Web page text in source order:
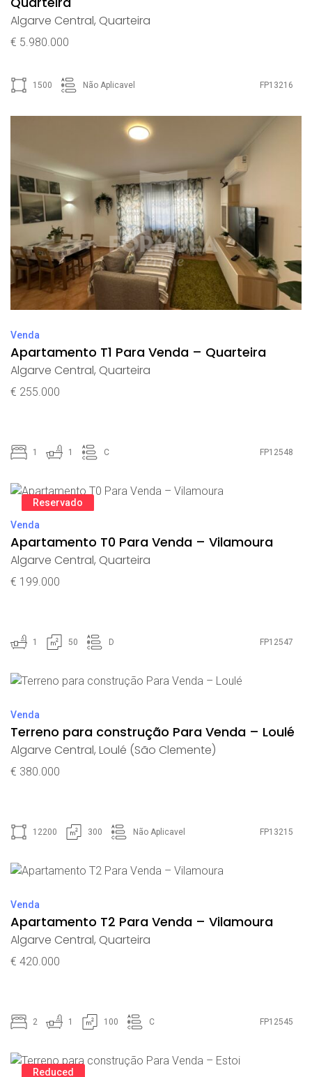
Algarve Central, Quarteira
€ 5.980.000
1500 Não Aplicavel FP13216
Venda
Apartamento T1 Para Venda – Quarteira
Algarve Central, Quarteira
€ 255.000
1 1 C FP12548
Reservado
Venda
Apartamento T0 Para Venda – Vilamoura
Algarve Central, Quarteira
€ 199.000
1 50 D FP12547
Venda
Terreno para construção Para Venda – Loulé
Algarve Central, Loulé (São Clemente)
€ 380.000
12200 300 Não Aplicavel FP13215
Venda
Apartamento T2 Para Venda – Vilamoura
Algarve Central, Quarteira
€ 420.000
2 1 100 C FP12545
Reduced